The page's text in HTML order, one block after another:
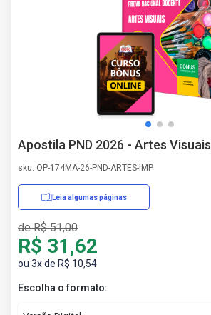
Apostila PND 2026 - Artes Visuais
sku: OP-174MA-26-PND-ARTES-IMP
Leia algumas páginas
de R$ 51,00
R$ 31,62
ou 3x de R$ 10,54
Escolha o formato: